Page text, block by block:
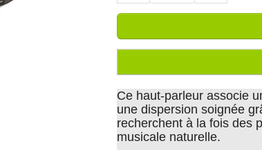
Ce haut-parleur associe
une dispersion soignée
recherchent à la fois des
musicale naturelle.